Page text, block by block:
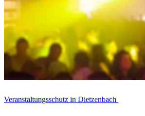
Veranstaltungsschutz in Dietzenbach